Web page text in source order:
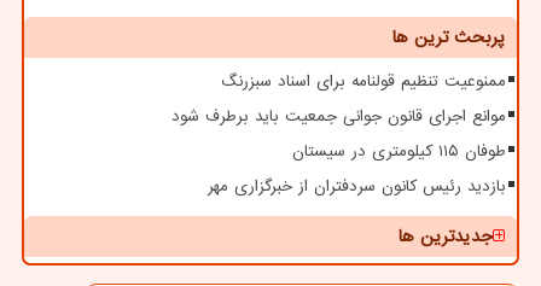
پربحث ترین ها
ممنوعیت تنظیم قولنامه برای اسناد سبزرنگ
موانع اجرای قانون جوانی جمعیت باید برطرف شود
طوفان ۱۱۵ کیلومتری در سیستان
بازدید رئیس کانون سردفتران از خبرگزاری مهر
جدیدترین ها